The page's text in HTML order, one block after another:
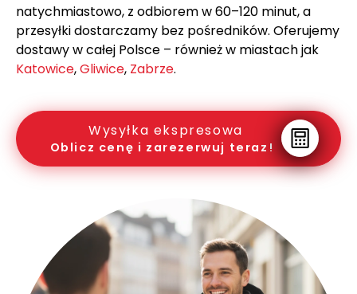
natychmiastowo, z odbiorem w 60–120 minut, a
przesyłki dostarczamy bez pośredników. Oferujemy
dostawy w całej Polsce – również w miastach jak
Katowice,Gliwice, Zabrze.
Wysyłka ekspresowa
Oblicz cenę i zarezerwuj teraz!